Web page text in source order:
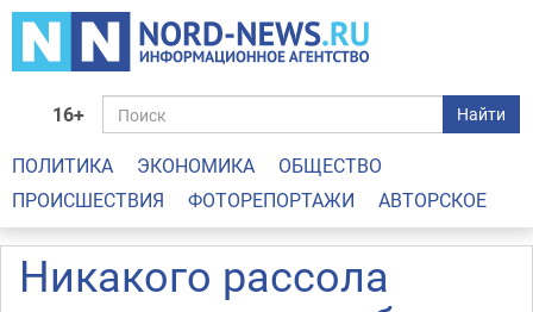
16+ Найти
ПОЛИТИКА ЭКОНОМИКА
ОБЩЕСТВО
ПРОИСШЕСТВИЯ
ФОТОРЕПОРТАЖИ АВТОРСКОЕ
Никакого рассола